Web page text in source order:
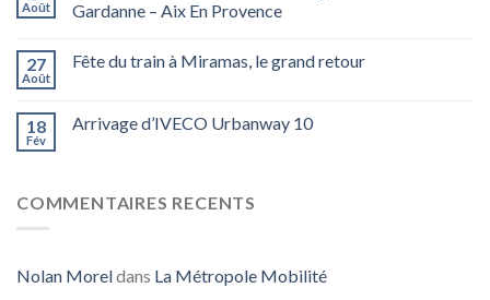
Août
Gardanne – Aix En Provence
27
Août
Fête du train à Miramas, le grand retour
18
Fév
Arrivage d’IVECO Urbanway 10
COMMENTAIRES RECENTS
Nolan Moreldans La Métropole Mobilité